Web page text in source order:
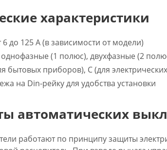
характеристики
6 до 125 А (в зависимости от модели)
однофазные (1 полюс), двухфазные (2
бытовых приборов), C (для
на Din-рейку для удобства установки
автоматических
работают по принципу защиты